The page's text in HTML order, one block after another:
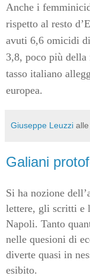
Anche i
rispetto al resto
avuti 6,6 omicidi
3,8, poco più della
tasso italiano
europea.
Giuseppe Leuzzi alle
Galiani
Si ha nozione
lettere, gli scritti e
Napoli. Tanto
nelle quesioni di
diverte quasi in
esibito.